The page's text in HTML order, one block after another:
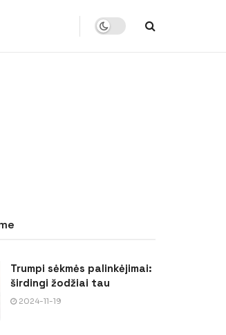
Trumpi sėkmės palinkėjimai:
širdingi žodžiai tau
2024-11-19